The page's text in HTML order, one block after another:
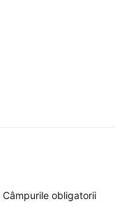
Câmpurile obligatorii